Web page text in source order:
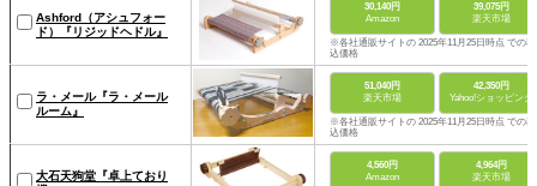
Ashford（アシュフォー
ド）『リジッドヘドル』
30,140円
Amazon
39,075円
楽天市場
※各社通販サイトの 2025年11月25日時点 での税
込価格
ラ・メール『ラ・メール
ルーム』
51,040円
楽天市場
42,350円
Yahoo!ショッピング
※各社通販サイトの 2025年11月25日時点 での税
込価格
大石天狗堂『卓上ており
4,560円
Amazon
4,964円
楽天市場